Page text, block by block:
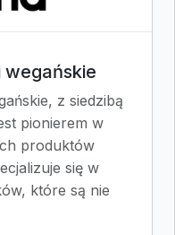
wegańskie
z siedzibą
pionierem w
produktów
się w
które są nie